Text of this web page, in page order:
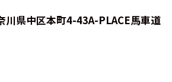
川県中区本町4-43A-PLACE馬車道